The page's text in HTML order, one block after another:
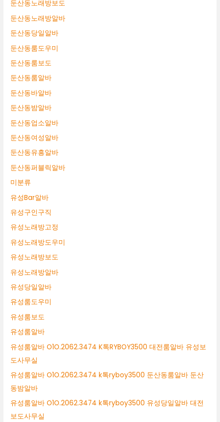
둔산동노래방보도
둔산동노래방알바
둔산동당일알바
둔산동룸도우미
둔산동룸보도
둔산동룸알바
둔산동바알바
둔산동밤알바
둔산동업소알바
둔산동여성알바
둔산동유흥알바
둔산동퍼블릭알바
미분류
유성Bar알바
유성구인구직
유성노래방고정
유성노래방도우미
유성노래방보도
유성노래방알바
유성당일알바
유성룸도우미
유성룸보도
유성룸알바
유성룸알바 O1O.2062.3474 K톡RYBOY3500 대전룸알바 유성보
도사무실
유성룸알바 O1O.2062.3474 k톡ryboy3500 둔산동룸알바 둔산
동밤알바
유성룸알바 O1O.2062.3474 k톡ryboy3500 유성당일알바 대전
보도사무실